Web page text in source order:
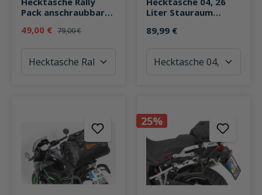
Pack anschraubbar
49,00 € 79,00 €
Liter Stauraum
89,99 €
25%